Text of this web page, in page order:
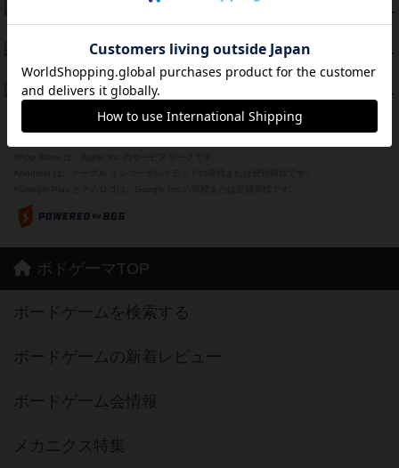
PT
紹介文あり 1件の投稿
PT
スーパーストア3000
37 PT
フリップ７：復讐心とともに
ボドゲーマTOP
ボードゲームを検索する
ボードゲームの新着レビュー
ボードゲーム会情報
メカニクス特集